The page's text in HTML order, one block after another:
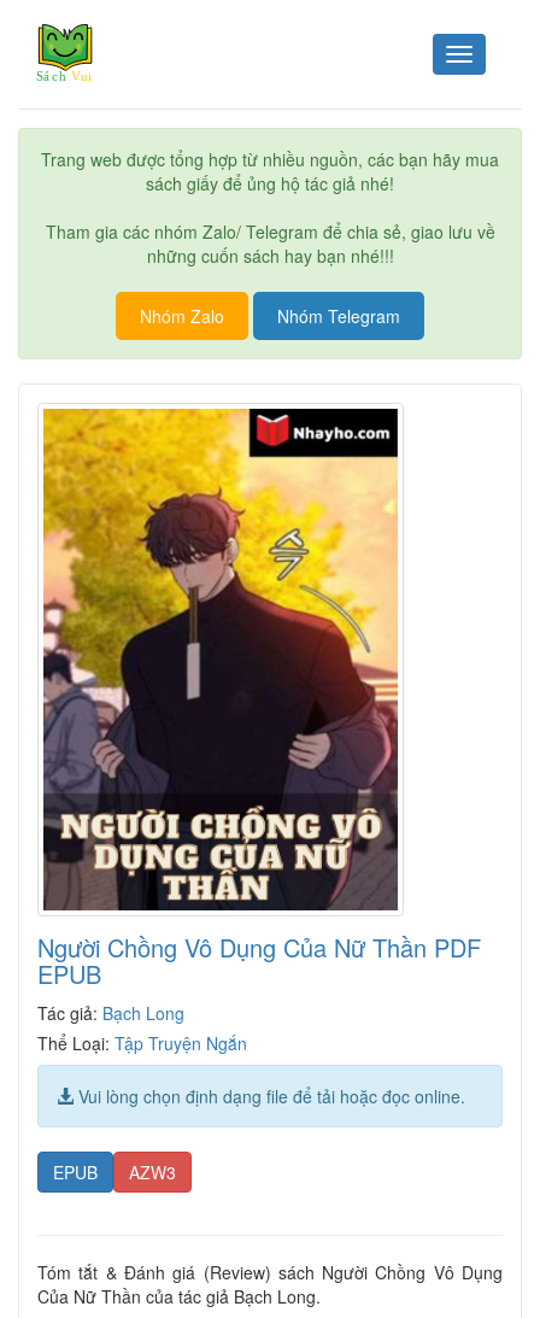
Toggle
navigation
Trang web được tổng hợp từ nhiều nguồn, các bạn hãy mua
sách giấy để ủng hộ tác giả nhé!
Tham gia các nhóm Zalo/ Telegram để chia sẻ, giao lưu về
những cuốn sách hay bạn nhé!!!
Nhóm Zalo Nhóm Telegram
Người Chồng Vô Dụng Của Nữ Thần PDF
EPUB
Tác giả: Bạch Long
Thể Loại: Tập Truyện Ngắn
Vui lòng chọn định dạng file để tải hoặc đọc online.
EPUB AZW3
Tóm tắt & Đánh giá (Review) sách Người Chồng Vô Dụng
Của Nữ Thần của tác giả Bạch Long.